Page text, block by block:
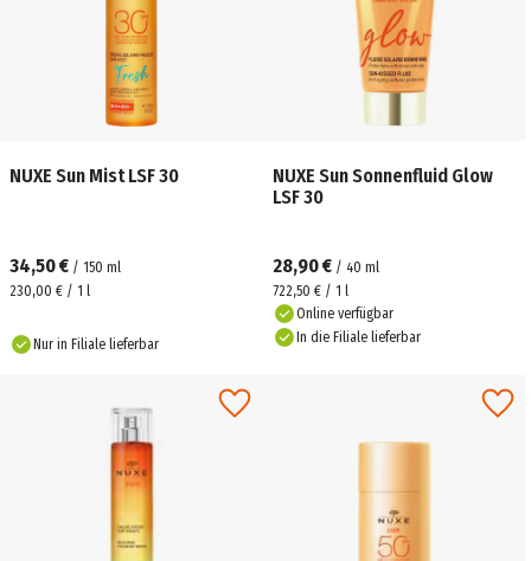
NUXE Sun Mist LSF 30
34,50 € / 150 ml
230,00 € / 1 l
Nur in Filiale lieferbar
NUXE Sun Sonnenfluid Glow
LSF 30
28,90 € / 40 ml
722,50 € / 1 l
Online verfügbar
In die Filiale lieferbar